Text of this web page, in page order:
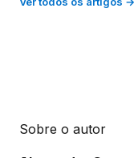
Sobre o autor